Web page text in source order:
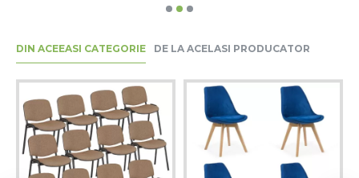
DIN ACEEASI CATEGORIE DE LA ACELASI PRODUCATOR